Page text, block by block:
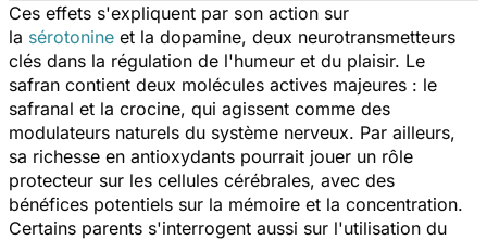
Ces effets s'expliquent par son action sur
la sérotonine et la dopamine, deux neurotransmetteurs
clés dans la régulation de l'humeur et du plaisir. Le
safran contient deux molécules actives majeures : le
safranal et la crocine, qui agissent comme des
modulateurs naturels du système nerveux. Par ailleurs,
sa richesse en antioxydants pourrait jouer un rôle
protecteur sur les cellules cérébrales, avec des
bénéfices potentiels sur la mémoire et la concentration.
Certains parents s'interrogent aussi sur l'utilisation du